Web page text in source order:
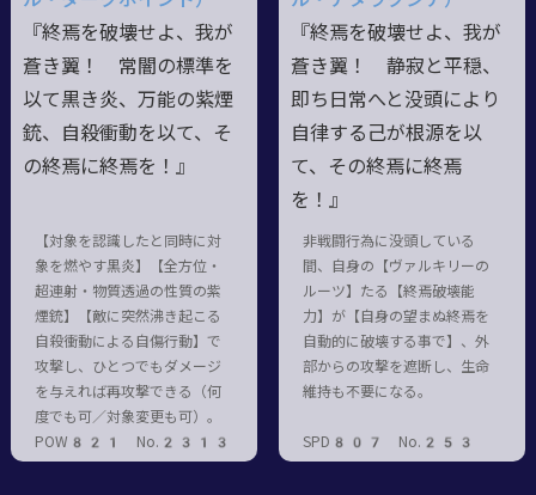
『終焉を破壊せよ、我が
蒼き翼！ 常闇の標準を
以て黒き炎、万能の紫煙
銃、自殺衝動を以て、そ
の終焉に終焉を！』
【対象を認識したと同時に対
象を燃やす黒炎】【全方位・
超連射・物質透過の性質の紫
煙銃】【敵に突然沸き起こる
自殺衝動による自傷行動】で
攻撃し、ひとつでもダメージ
を与えれば再攻撃できる（何
度でも可／対象変更も可）。
POW821 No.2313
『終焉を破壊せよ、我が
蒼き翼！ 静寂と平穏、
即ち日常へと没頭により
自律する己が根源を以
て、その終焉に終焉
を！』
非戦闘行為に没頭している
間、自身の【ヴァルキリーの
ルーツ】たる【終焉破壊能
力】が【自身の望まぬ終焉を
自動的に破壊する事で】、外
部からの攻撃を遮断し、生命
維持も不要になる。
SPD807 No.253